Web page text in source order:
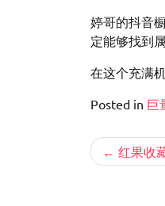
婷哥的抖音
定能够找到
在这个充满
Posted in 巨
文 红果收